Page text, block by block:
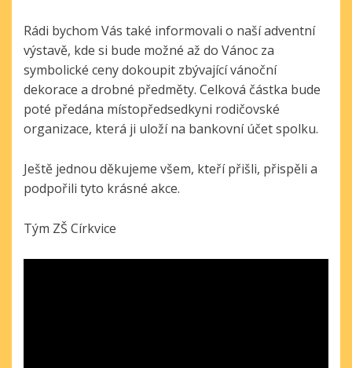
Rádi bychom Vás také informovali o naší adventní
výstavě, kde si bude možné až do Vánoc za
symbolické ceny dokoupit zbývající vánoční
dekorace a drobné předměty. Celková částka bude
poté předána místopředsedkyni rodičovské
organizace, která ji uloží na bankovní účet spolku.
Ještě jednou děkujeme všem, kteří přišli, přispěli a
podpořili tyto krásné akce.
Tým ZŠ Církvice